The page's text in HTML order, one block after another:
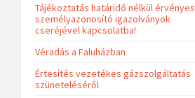
Tájékoztatás határidő nélkül érvényes
személyazonosító igazolványok
cseréjével kapcsolatba!
Véradás a Faluházban
Értesítés vezetékes gázszolgáltatás
szüneteléséről